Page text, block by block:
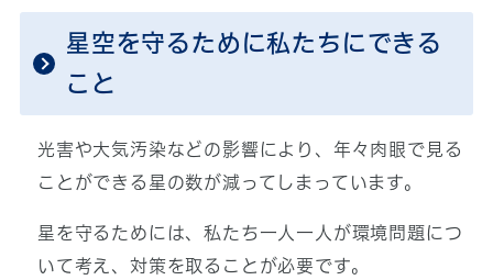
星空を守るために私たちにできる
こと
光害や大気汚染などの影響により、年々肉眼で見る
ことができる星の数が減ってしまっています。
星を守るためには、私たち一人一人が環境問題につ
いて考え、対策を取ることが必要です。